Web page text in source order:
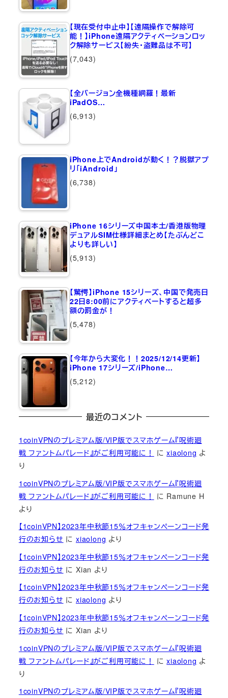
【現在受付中止中】【遠隔操作で解除可
能！】iPhone遠隔アクティベーションロッ
ク解除サービス【紛失・盗難品は不可】
(7,043)
【全バージョン全機種網羅！最新
iPadOS…
(6,913)
iPhone上でAndroidが動く！？脱獄アプ
リ「iAndroid」
(6,738)
iPhone 16シリーズ中国本土/香港版物理
デュアルSIM仕様詳細まとめ【たぶんどこ
よりも詳しい】
(5,913)
【驚愕】iPhone 15シリーズ、中国で発売日
22日8:00前にアクティベートすると超多
額の罰金が！
(5,478)
【今年から大変化！！2025/12/14更新】
iPhone 17シリーズ/iPhone…
(5,212)
最近のコメント
1coinVPNのプレミアム版/VIP版でスマホゲーム『呪術廻
戦 ファントムパレード』がご利用可能に！
にxiaolong よ
り
1coinVPNのプレミアム版/VIP版でスマホゲーム『呪術廻
戦 ファントムパレード』がご利用可能に！
に Ramune H
より
【1coinVPN】2023年中秋節15％オフキャンペーンコード発
行のお知らせ にxiaolong より
【1coinVPN】2023年中秋節15％オフキャンペーンコード発
行のお知らせ にXian より
【1coinVPN】2023年中秋節15％オフキャンペーンコード発
行のお知らせ にxiaolong より
【1coinVPN】2023年中秋節15％オフキャンペーンコード発
行のお知らせ にXian より
1coinVPNのプレミアム版/VIP版でスマホゲーム『呪術廻
戦 ファントムパレード』がご利用可能に！
にxiaolong よ
り
1coinVPNのプレミアム版/VIP版でスマホゲーム『呪術廻